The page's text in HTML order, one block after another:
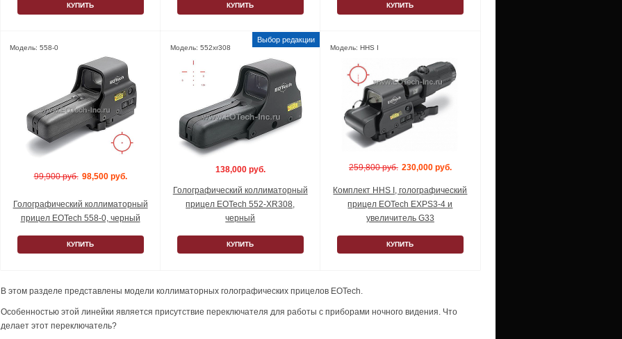
КУПИТЬ КУПИТЬ КУПИТЬ
Модель: 558-0
99,900 руб. 98,500 руб.
Голографический коллиматорный
прицел EOTech 558-0, черный
КУПИТЬ
Модель: 552xr308
138,000 руб.
Голографический коллиматорный
прицел EOTech 552-XR308,
черный
КУПИТЬ
Модель: HHS I
259,800 руб. 230,000 руб.
Комплект HHS I, голографический
прицел EOTech EXPS3-4 и
увеличитель G33
КУПИТЬ
В этом разделе представлены модели коллиматорных голографических прицелов EOTech.
Особенностью этой линейки является присутствие переключателя для работы с приборами ночного видения. Что
делает этот переключатель?